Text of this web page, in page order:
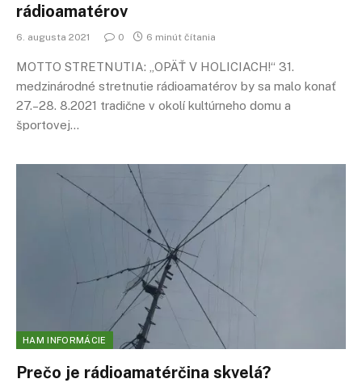
rádioamatérov
6. augusta 2021 0 6 minút čítania
MOTTO STRETNUTIA: „OPÄŤ V HOLICIACH!“ 31.
medzinárodné stretnutie rádioamatérov by sa malo konať
27.–28. 8.2021 tradične v okolí kultúrneho domu a
športovej…
HAM INFORMÁCIE
Prečo je rádioamatérčina skvelá?